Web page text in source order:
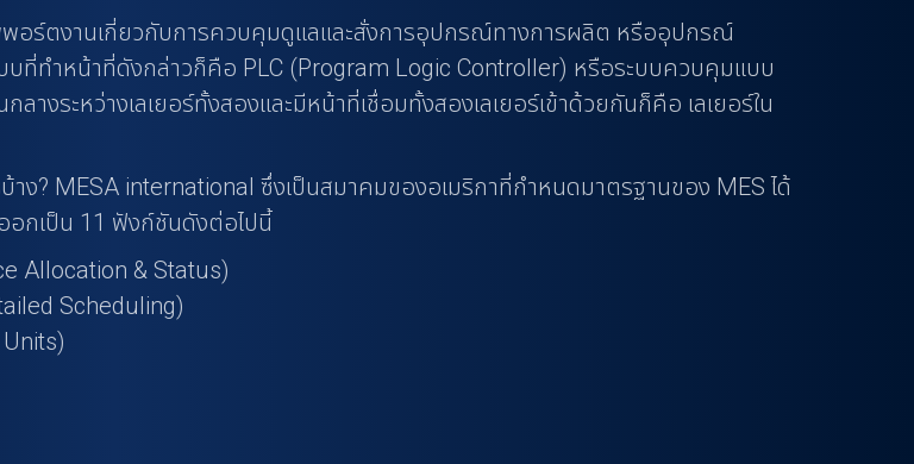
อร์ตงานเกี่ยวกับการควบคุมดูแลและสั่งการอุปกรณ์ทางการผลิต หรืออุปกรณ์
บที่ทำหน้าที่ดังกล่าวก็คือ PLC (Program Logic Controller) หรือระบบควบคุมแบบ
างระหว่างเลเยอร์ทั้งสองและมีหน้าที่เชื่อมทั้งสองเลเยอร์เข้าด้วยกันก็คือ เลเยอร์ใน
ง? MESA international ซึ่งเป็นสมาคมของอเมริกาที่กำหนดมาตรฐานของ MES ได้
อกเป็น 11 ฟังก์ชันดังต่อไปนี้
Allocation & Status)
Scheduling)